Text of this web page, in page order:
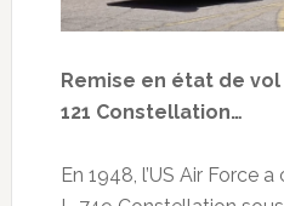
Remise en état de vol
121 Constellation…
En 1948, l’US Air Force